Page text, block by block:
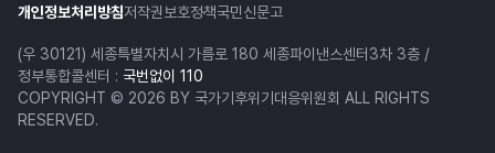
개인정보처리방침저작권보호정책국민신문고
(우 30121) 세종특별자치시 가름로 180 세종파이낸스센터3차 3층 /
정부통합콜센터 : 국번없이 110
COPYRIGHT © 2026 BY 국가기후위기대응위원회 ALL RIGHTS
RESERVED.